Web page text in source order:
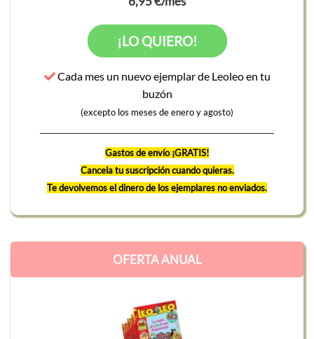
¡LO QUIERO!
Cada mes un nuevo ejemplar de Leoleo en tu
buzón
(excepto los meses de enero y agosto)
Gastos de envío ¡GRATIS!
Cancela tu suscripción cuando quieras.
Te devolvemos el dinero de los ejemplares no enviados.
OFERTA ANUAL